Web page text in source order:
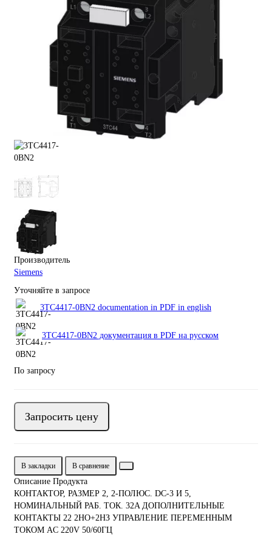
Производитель
Siemens
Уточняйте в запросе
3TC4417-0BN2 documentation in PDF in english
3TC4417-0BN2 документация в PDF на русском
По запросу
Запросить цену
В закладки В сравнение
Описание Продукта
КОНТАКТОР, РАЗМЕР 2, 2-ПОЛЮС. DC-3 И 5,
НОМИНАЛЬНЫЙ РАБ. ТОК. 32A ДОПОЛНИТЕЛЬНЫЕ
КОНТАКТЫ 22 2НО+2НЗ УПРАВЛЕНИЕ ПЕРЕМЕННЫМ
ТОКОМ AC 220V 50/60ГЦ